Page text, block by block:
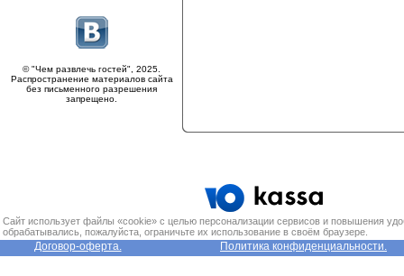
© "Чем развлечь гостей", 2025.
Распространение материалов сайта
без письменного разрешения
запрещено.
Сайт использует файлы «cookie» с целью персонализации сервисов и повышения
обрабатывались, пожалуйста, ограничьте их использование в своём браузере.
Договор-оферта. Политика конфиденциальности.